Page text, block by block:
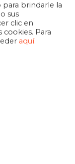
brindarle la
sus
clic en
cookies. Para
aquí.